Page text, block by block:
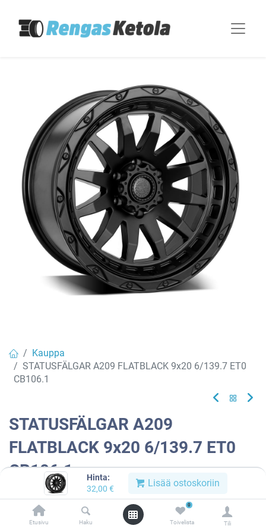
Hinta:
32,00 € Lisää ostoskoriin
Etusivu Haku
0
Toivelista Tili
Kauppa
STATUSFÄLGAR A209 FLATBLACK 9x20 6/139.7 ET0
CB106.1
STATUSFÄLGAR A209
FLATBLACK 9x20 6/139.7 ET0
CB106.1
Tuotekoodi:635924
Tällä tuotteella ei ole kelvollista yhdistelmää.